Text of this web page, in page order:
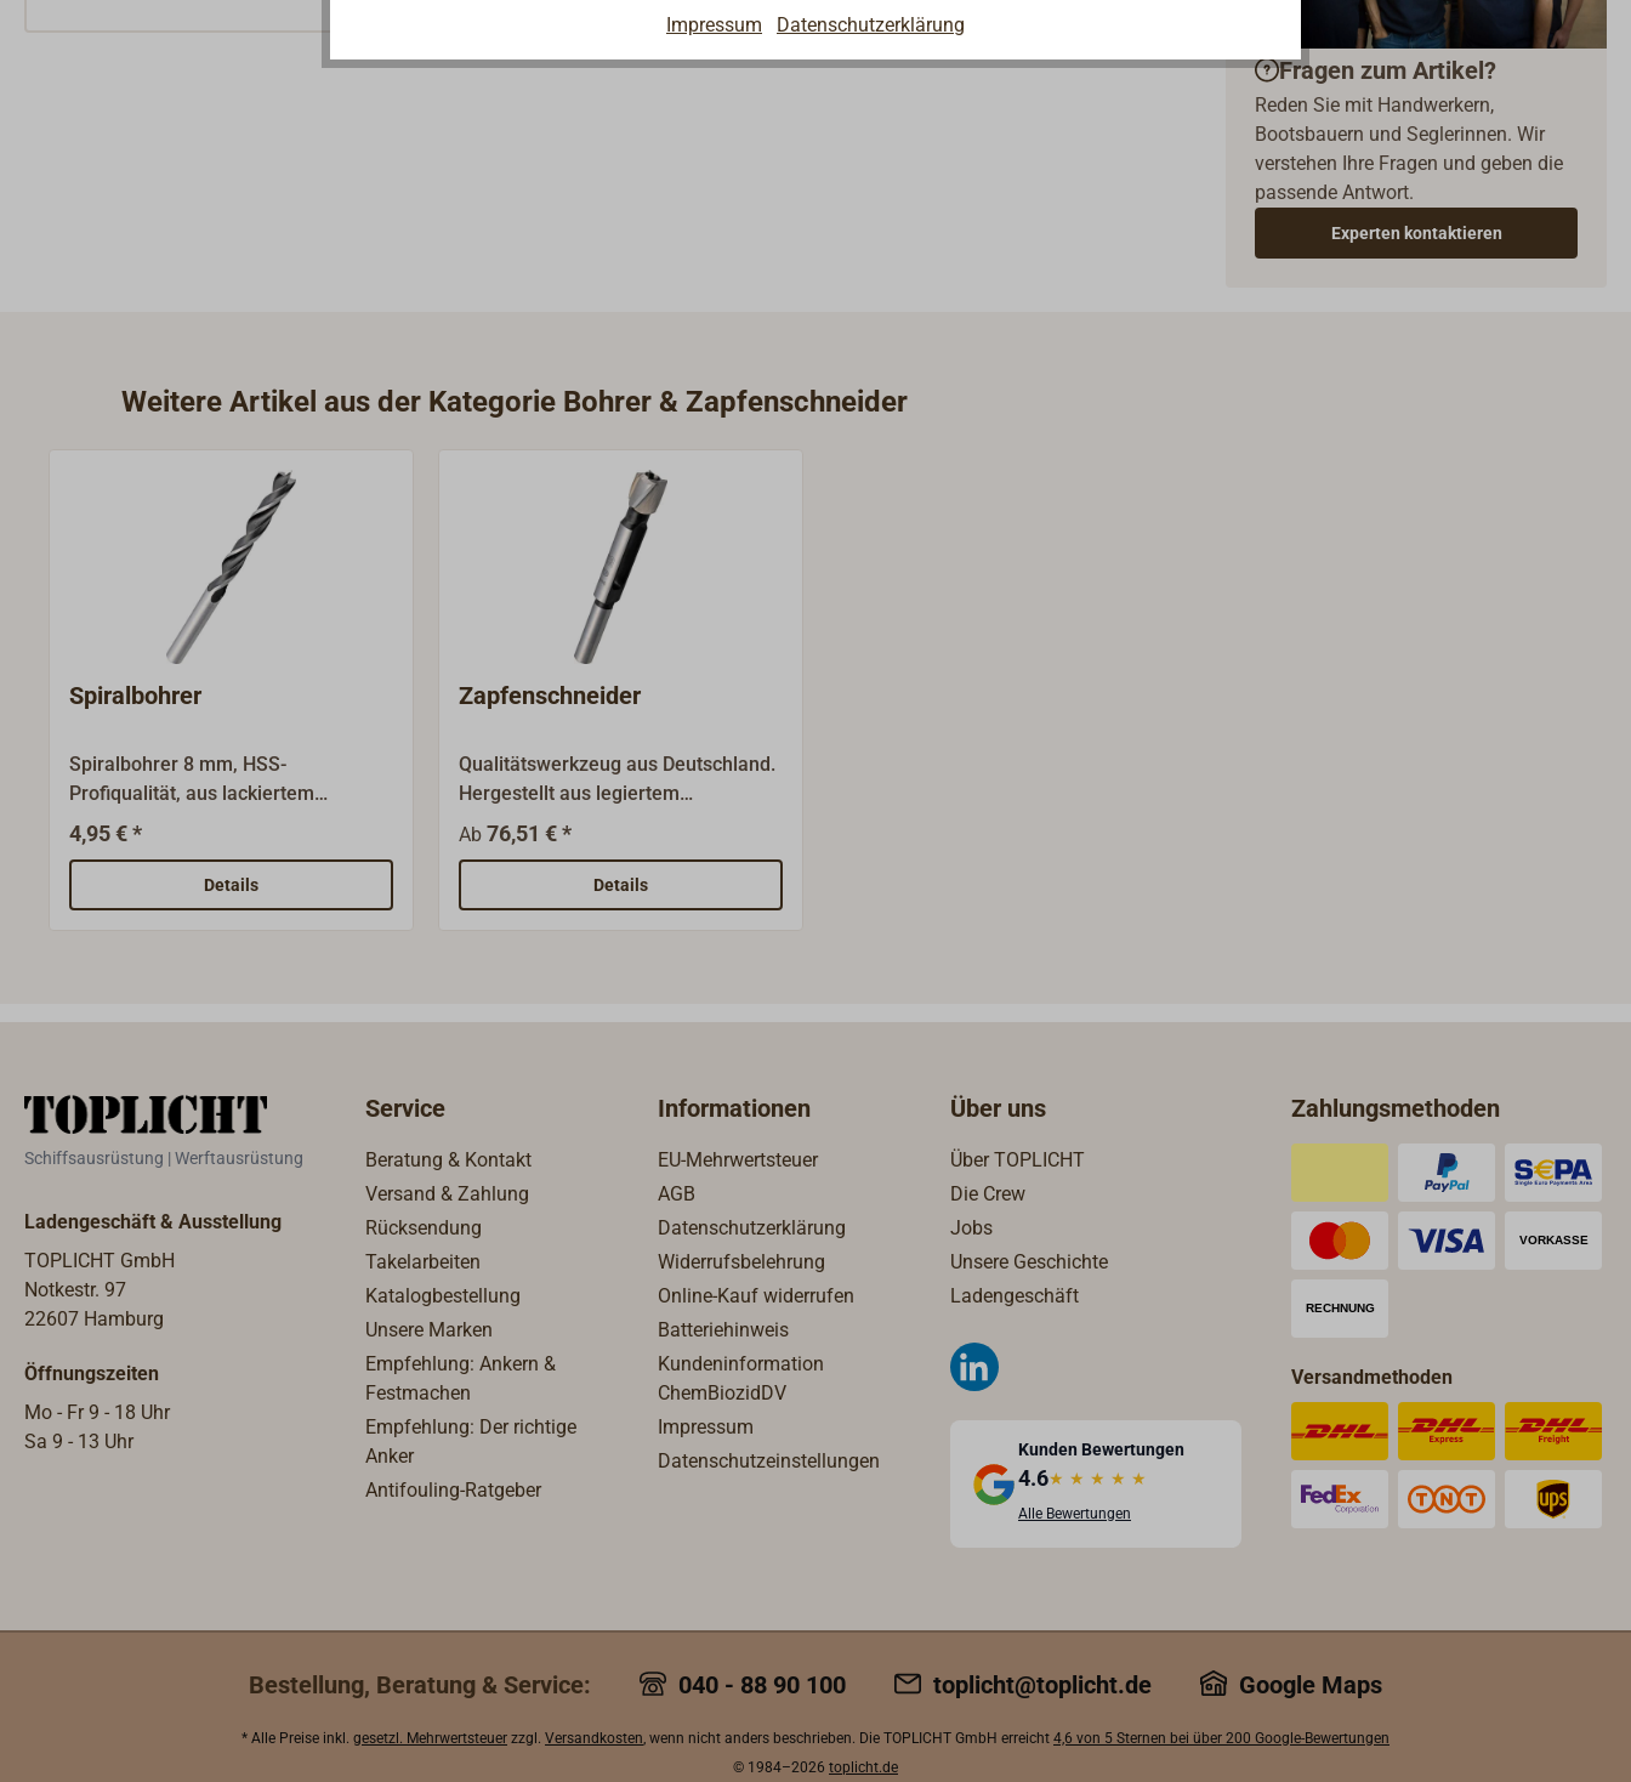
Fragen zum Artikel?
Reden Sie mit Handwerkern,
Bootsbauern und Seglerinnen. Wir
verstehen Ihre Fragen und geben die
passende Antwort.
Experten kontaktieren
Weitere Artikel aus der Kategorie Bohrer & Zapfenschneider
Spiralbohrer
Spiralbohrer 8 mm, HSS-
Profiqualität, aus lackiertem
Werkzeugstahl.
4,95 € *
Details
Zapfenschneider
Qualitätswerkzeug aus Deutschland.
Hergestellt aus legiertem
Werkzeugstahl.Mit zweifach
hinterschliffenen Hauptschneiden
und Umfangschneiden.Absoluter
Profibohrer für höchste
Ab 76,51 € *
Details
Schiffsausrüstung | Werftausrüstung
Ladengeschäft & Ausstellung
TOPLICHT GmbH
Notkestr. 97
22607 Hamburg
Öffnungszeiten
Mo - Fr 9 - 18 Uhr
Sa 9 - 13 Uhr
Service
Beratung & Kontakt
Versand & Zahlung
Rücksendung
Takelarbeiten
Katalogbestellung
Unsere Marken
Empfehlung: Ankern &
Festmachen
Empfehlung: Der richtige
Anker
Antifouling-Ratgeber
Informationen
EU-Mehrwertsteuer
AGB
Datenschutzerklärung
Widerrufsbelehrung
Online-Kauf widerrufen
Batteriehinweis
Kundeninformation
ChemBiozidDV
Impressum
Datenschutzeinstellungen
Über uns
Über TOPLICHT
Die Crew
Jobs
Unsere Geschichte
Ladengeschäft
Kunden Bewertungen
4.6★ ★ ★ ★ ★
Alle Bewertungen
Zahlungsmethoden
Versandmethoden
Bestellung, Beratung & Service: 040 - 88 90 100 toplicht@toplicht.de Google Maps
* Alle Preise inkl. gesetzl. Mehrwertsteuer zzgl. Versandkosten, wenn nicht anders beschrieben. Die TOPLICHT GmbH erreicht 4,6 von 5 Sternen bei über 200 Google-Bewertungen
© 1984–2026 toplicht.de
Impressum Datenschutzerklärung